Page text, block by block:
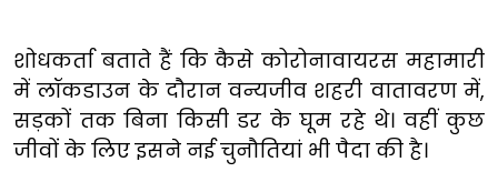
शोधकर्ता बताते हैं कि कैसे कोरोनावायरस महामारी
में लॉकडाउन के दौरान वन्यजीव शहरी वातावरण में,
सड़कों तक बिना किसी डर के घूम रहे थे। वहीं कुछ
जीवों के लिए इसने नई चुनौतियां भी पैदा की है।